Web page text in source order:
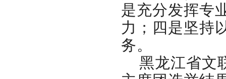
是充分发挥专
力；四是坚持
务。
黑龙江省文